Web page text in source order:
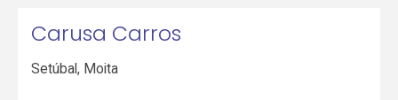
Carusa Carros
Setúbal, Moita